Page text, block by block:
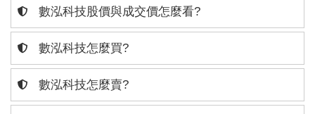
數泓科技股價與成交價怎麼看?
數泓科技怎麼買?
數泓科技怎麼賣?